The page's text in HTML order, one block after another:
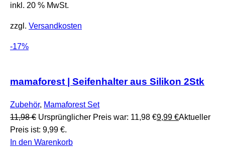
inkl. 20 % MwSt.
zzgl. Versandkosten
-17%
mamaforest | Seifenhalter aus Silikon 2Stk
Zubehör, Mamaforest Set
11,98€ Ursprünglicher Preis war: 11,98 €9,99 €Aktueller
Preis ist: 9,99 €.
In den Warenkorb